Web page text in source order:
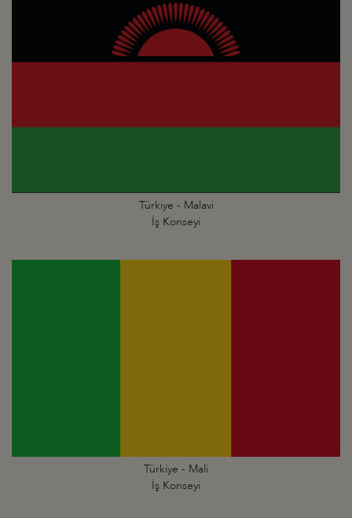
Türkiye - Malavi
İş Konseyi
Türkiye - Mali
İş Konseyi